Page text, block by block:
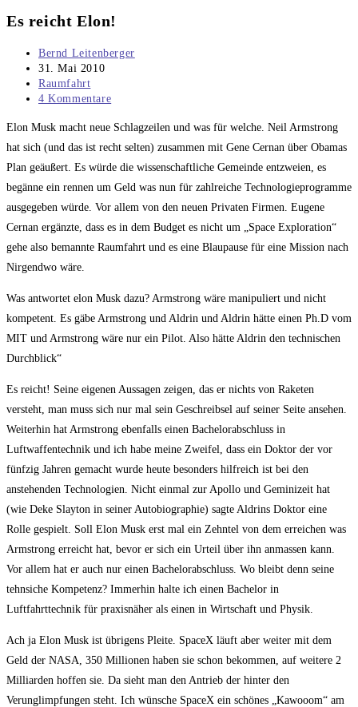
Es reicht Elon!
Beitrags-
Autor:
Bernd Leitenberger
Beitrag
veröffentlicht:
31. Mai 2010
Beitrags-
Kategorie:
Raumfahrt
Beitrags-
4 Kommentare
Elon Musk macht neue Schlagzeilen und was für welche. Neil Armstrong
hat sich (und das ist recht selten) zusammen mit Gene Cernan über Obamas
Plan geäußert. Es würde die wissenschaftliche Gemeinde entzweien, es
begänne ein rennen um Geld was nun für zahlreiche Technologieprogramme
ausgegeben würde. Vor allem von den neuen Privaten Firmen. Eugene
Cernan ergänzte, dass es in dem Budget es nicht um „Space Exploration“
gehe also bemannte Raumfahrt und es eine Blaupause für eine Mission nach
Nirgendwo wäre.
Was antwortet elon Musk dazu? Armstrong wäre manipuliert und nicht
kompetent. Es gäbe Armstrong und Aldrin und Aldrin hätte einen Ph.D vom
MIT und Armstrong wäre nur ein Pilot. Also hätte Aldrin den technischen
Durchblick“
Es reicht! Seine eigenen Aussagen zeigen, das er nichts von Raketen
versteht, man muss sich nur mal sein Geschreibsel auf seiner Seite ansehen.
Weiterhin hat Armstrong ebenfalls einen Bachelorabschluss in
Luftwaffentechnik und ich habe meine Zweifel, dass ein Doktor der vor
fünfzig Jahren gemacht wurde heute besonders hilfreich ist bei den
anstehenden Technologien. Nicht einmal zur Apollo und Geminizeit hat
(wie Deke Slayton in seiner Autobiographie) sagte Aldrins Doktor eine
Rolle gespielt. Soll Elon Musk erst mal ein Zehntel von dem erreichen was
Armstrong erreicht hat, bevor er sich ein Urteil über ihn anmassen kann.
Vor allem hat er auch nur einen Bachelorabschluss. Wo bleibt denn seine
tehnsiche Kompetenz? Immerhin halte ich einen Bachelor in
Luftfahrttechnik für praxisnäher als einen in Wirtschaft und Physik.
Ach ja Elon Musk ist übrigens Pleite. SpaceX läuft aber weiter mit dem
Geld der NASA, 350 Millionen haben sie schon bekommen, auf weitere 2
Milliarden hoffen sie. Da sieht man den Antrieb der hinter den
Verunglimpfungen steht. Ich wünsche SpaceX ein schönes „Kawooom“ am